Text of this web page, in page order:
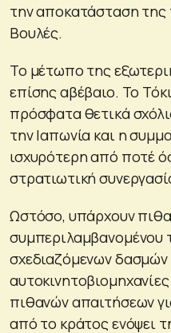
την αποκατάσταση της
Βουλές.
Το μέτωπο της
επίσης αβέβαιο. Το
πρόσφατα θετικά
την Ιαπωνία και η
ισχυρότερη από ποτέ
στρατιωτική
Ωστόσο, υπάρχουν
συμπεριλαμβανομένου
σχεδιαζόμενων
πιθανών απαιτήσεων
από το κράτος ενόψει